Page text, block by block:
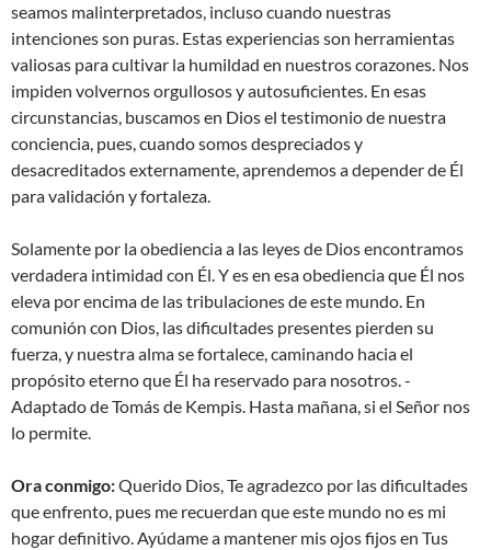
seamos malinterpretados, incluso cuando nuestras
intenciones son puras. Estas experiencias son herramientas
valiosas para cultivar la humildad en nuestros corazones. Nos
impiden volvernos orgullosos y autosuficientes. En esas
circunstancias, buscamos en Dios el testimonio de nuestra
conciencia, pues, cuando somos despreciados y
desacreditados externamente, aprendemos a depender de Él
para validación y fortaleza.
Solamente por la obediencia a las leyes de Dios encontramos
verdadera intimidad con Él. Y es en esa obediencia que Él nos
eleva por encima de las tribulaciones de este mundo. En
comunión con Dios, las dificultades presentes pierden su
fuerza, y nuestra alma se fortalece, caminando hacia el
propósito eterno que Él ha reservado para nosotros. -
Adaptado de Tomás de Kempis. Hasta mañana, si el Señor nos
lo permite.
Ora conmigo:Querido Dios, Te agradezco por las dificultades
que enfrento, pues me recuerdan que este mundo no es mi
hogar definitivo. Ayúdame a mantener mis ojos fijos en Tus